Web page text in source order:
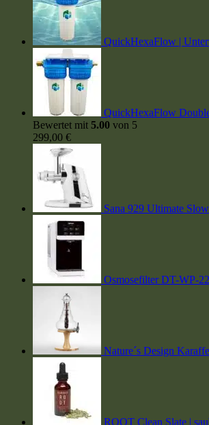
QuickHexaFlow |
QuickHexaFlow
Bewertet mit 5.00 von 5
299,00 €
Sana 929 Ultimate
Osmosefilter DT-WP-
Nature´s Design
ROOT Clean Slate |